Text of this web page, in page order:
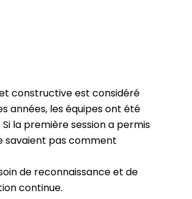
constructive est considéré
années, les équipes ont été
la première session a permis
savaient pas comment
de reconnaissance et de
continue.